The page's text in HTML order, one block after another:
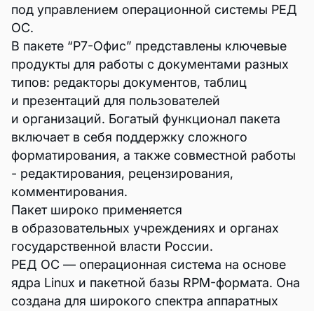
под управлением операционной системы РЕД
ОС.
В пакете “Р7-Офис” представлены ключевые
продукты для работы с документами разных
типов: редакторы документов, таблиц
и презентаций для пользователей
и организаций. Богатый функционал пакета
включает в себя поддержку сложного
форматирования, а также совместной работы
- редактирования, рецензирования,
комментирования.
Пакет широко применяется
в образовательных учреждениях и органах
государственной власти России.
РЕД ОС — операционная система на основе
ядра Linux и пакетной базы RPM-формата. Она
создана для широкого спектра аппаратных